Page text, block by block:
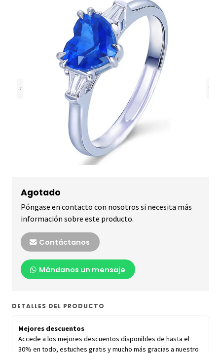
Agotado
Póngase en contacto con nosotros si necesita más
información sobre este producto.
Contáctanos
Mándanos un mensaje
DETALLES DEL PRODUCTO
Mejores descuentos
Accede a los mejores descuentos disponibles de hasta el
30% en todo, estuches gratis y mucho más gracias a nuestro